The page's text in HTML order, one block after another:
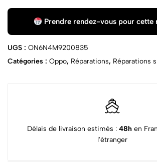
Prendre rendez-vous pour cette
UGS : ON6N4M9200835
Catégories : Oppo, Réparations, Réparations
Délais de livraison estimés : 48h en
l'étranger